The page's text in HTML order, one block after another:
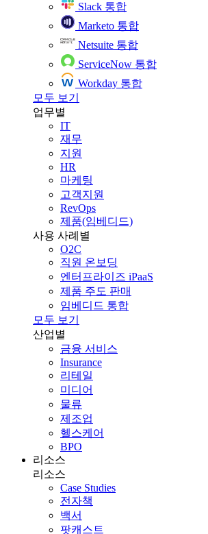
Slack 통합
Marketo 통합
Netsuite 통합
ServiceNow 통합
Workday 통합
모두 보기
업무별
IT
재무
지원
HR
마케팅
고객지원
RevOps
제품(임베디드)
사용 사례별
O2C
직원 온보딩
엔터프라이즈 iPaaS
제품 주도 판매
임베디드 통합
모두 보기
산업별
금융 서비스
Insurance
리테일
미디어
물류
제조업
헬스케어
BPO
리소스
리소스
Case Studies
전자책
백서
팟캐스트